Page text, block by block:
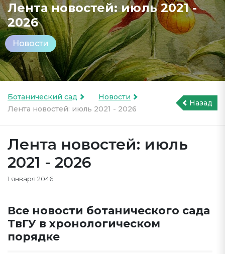
Лента новостей: июль 2021 -
2026
Новости
Ботанический сад
Новости
Лента новостей: июль 2021 - 2026
Назад
Лента новостей: июль
2021 - 2026
1 января 2046
Все новости ботанического сада
ТвГУ в хронологическом
порядке